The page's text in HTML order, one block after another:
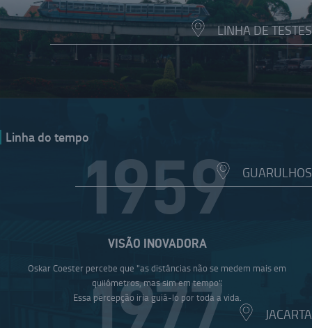
LINHA DE TESTES
GUARULHOS
JACARTA
Linha do tempo
1959
VISÃO INOVADORA
Oskar Coester percebe que "as distâncias não se medem mais em
quilômetros, mas sim em tempo".
Essa percepção iria guiá-lo por toda a vida.
1977